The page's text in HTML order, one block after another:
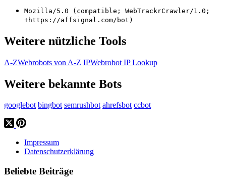
Mozilla/5.0 (compatible; WebTrackrCrawler/1.0;
+https://affsignal.com/bot)
Weitere nützliche Tools
A-ZWebrobots von A-Z IPWebrobot IP Lookup
Weitere bekannte Bots
googlebot bingbot semrushbot ahrefsbot ccbot
Impressum
Datenschutzerklärung
Beliebte Beiträge